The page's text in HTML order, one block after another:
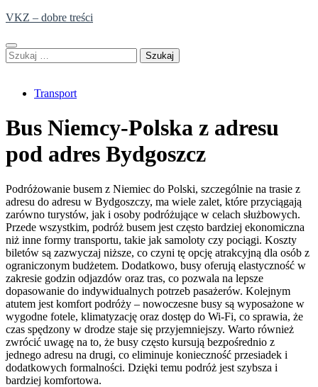
Skip
content
VKZ – dobre treści
Szukaj:
Transport
Bus Niemcy-Polska z adresu
pod adres Bydgoszcz
Podróżowanie busem z Niemiec do Polski, szczególnie na trasie z
adresu do adresu w Bydgoszczy, ma wiele zalet, które przyciągają
zarówno turystów, jak i osoby podróżujące w celach służbowych.
Przede wszystkim, podróż busem jest często bardziej ekonomiczna
niż inne formy transportu, takie jak samoloty czy pociągi. Koszty
biletów są zazwyczaj niższe, co czyni tę opcję atrakcyjną dla osób z
ograniczonym budżetem. Dodatkowo, busy oferują elastyczność w
zakresie godzin odjazdów oraz tras, co pozwala na lepsze
dopasowanie do indywidualnych potrzeb pasażerów. Kolejnym
atutem jest komfort podróży – nowoczesne busy są wyposażone w
wygodne fotele, klimatyzację oraz dostęp do Wi-Fi, co sprawia, że
czas spędzony w drodze staje się przyjemniejszy. Warto również
zwrócić uwagę na to, że busy często kursują bezpośrednio z
jednego adresu na drugi, co eliminuje konieczność przesiadek i
dodatkowych formalności. Dzięki temu podróż jest szybsza i
bardziej komfortowa.